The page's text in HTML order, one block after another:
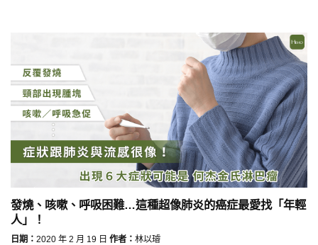
發燒、咳嗽、呼吸困難…這種超像肺炎的癌症最愛找「年輕
人」！
日期： 2020 年 2 月 19 日 作者： 林以璿